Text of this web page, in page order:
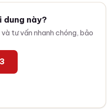
dung này?
tư vấn nhanh chóng, bảo